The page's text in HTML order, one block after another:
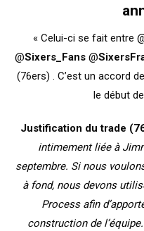
« Celui-ci se fait entre
@Sixers_Fans@
(76ers) . C’est un accord
le début
Justification du trade
intimement liée à
septembre. Si nous
à fond, nous devons
Process afin
construction de